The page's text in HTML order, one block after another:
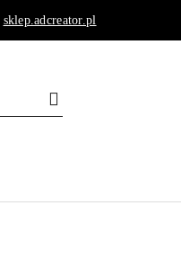
sklep.adcreator.pl